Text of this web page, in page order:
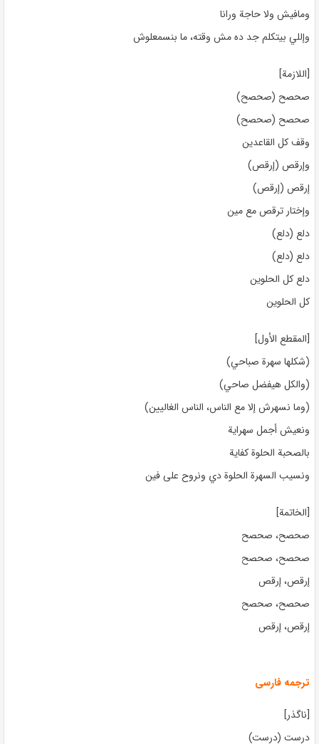
ومافيش ولا حاجة ورانا
وإللي بيتكلم جد ده مش وقته، ما بنسمعلوش
[اللازمة]
صحصح (صحصح)
صحصح (صحصح)
وقف كل القاعدين
وإرقص (إرقص)
إرقص (إرقص)
وإختار ترقص مع مين
دلع (دلع)
دلع (دلع)
دلع كل الحلوين
كل الحلوين
[المقطع الأول]
(شكلها سهرة صباحي)
(والكل هيفضل صاحي)
(وما نسهرش إلا مع الناس، الناس الغاليين)
ونعيش أجمل سهراية
بالصحبة الحلوة كفاية
ونسيب السهرة الحلوة دي ونروح على فين
[الخاتمة]
صحصح، صحصح
صحصح، صحصح
إرقص، إرقص
صحصح، صحصح
إرقص، إرقص
ترجمه فارسی
[ناگذر]
درست (درست)